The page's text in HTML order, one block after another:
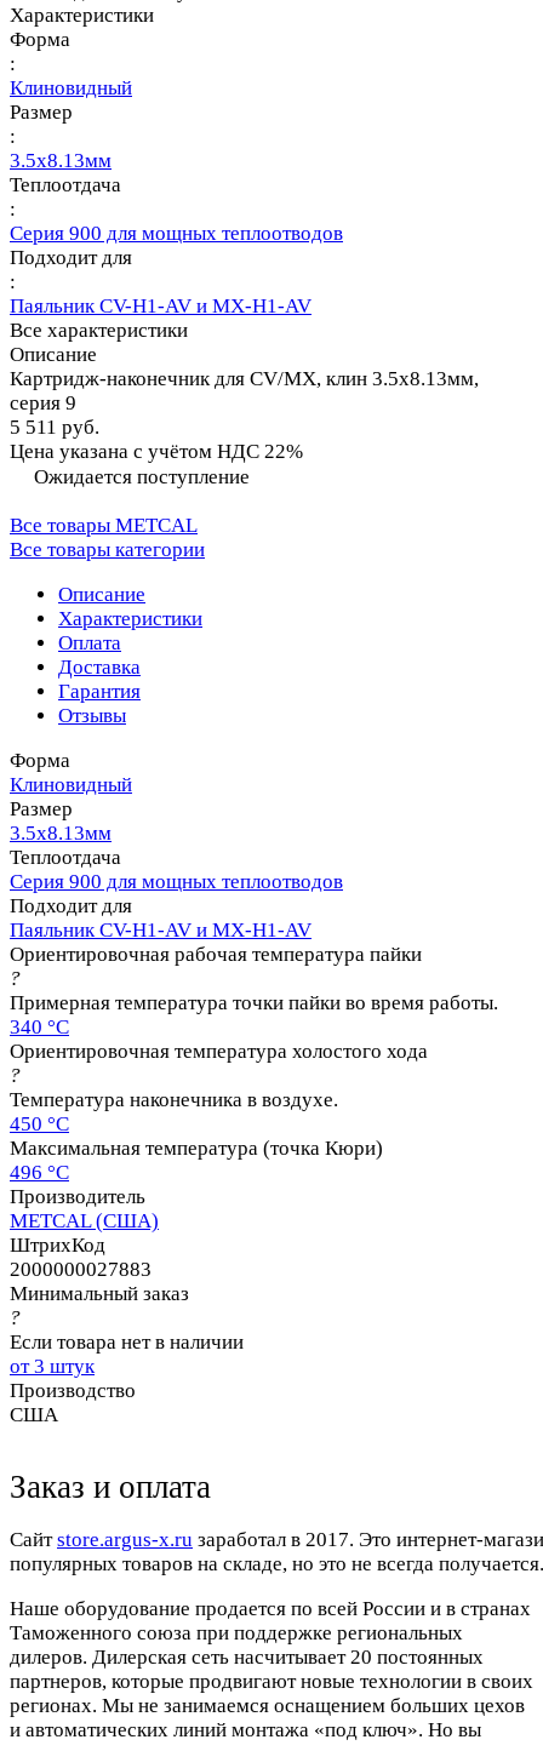
Характеристики
Форма
:
Клиновидный
Размер
:
3.5х8.13мм
Теплоотдача
:
Серия 900 для мощных теплоотводов
Подходит для
:
Паяльник CV-H1-AV и MX-H1-AV
Все характеристики
Описание
Картридж-наконечник для СV/MX, клин 3.5х8.13мм,
серия 9
5 511 руб.
Цена указана с учётом НДС 22%
Ожидается поступление
Все товары METCAL
Все товары категории
Описание
Характеристики
Оплата
Доставка
Гарантия
Отзывы
Форма
Клиновидный
Размер
3.5х8.13мм
Теплоотдача
Серия 900 для мощных теплоотводов
Подходит для
Паяльник CV-H1-AV и MX-H1-AV
Ориентировочная рабочая температура пайки
?
Примерная температура точки пайки во время работы.
340 °C
Ориентировочная температура холостого хода
?
Температура наконечника в воздухе.
450 °C
Максимальная температура (точка Кюри)
496 °C
Производитель
METCAL (США)
ШтрихКод
2000000027883
Минимальный заказ
?
Если товара нет в наличии
от 3 штук
Производство
США
Заказ и оплата
Cайтstore.argus-x.ru заработал в 2017. Это интернет-
популярных товаров на складе, но это не всегда
Наше оборудование продается по всей России и в странах
Таможенного союза при поддержке региональных
дилеров. Дилерская сеть насчитывает 20 постоянных
партнеров, которые продвигают новые технологии в своих
регионах. Мы не занимаемся оснащением больших цехов
и автоматических линий монтажа «под ключ». Но вы